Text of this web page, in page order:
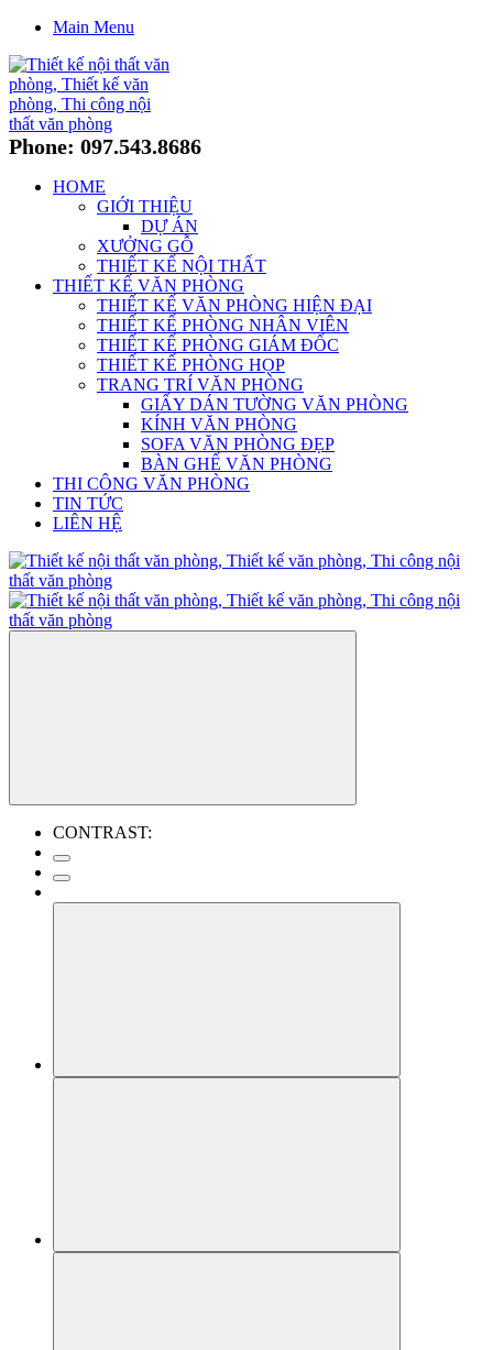
Main Menu
Phone: 097.543.8686
HOME
GIỚI THIỆU
DỰ ÁN
XƯỞNG GỖ
THIẾT KẾ NỘI THẤT
THIẾT KẾ VĂN PHÒNG
THIẾT KẾ VĂN PHÒNG HIỆN ĐẠI
THIẾT KẾ PHÒNG NHÂN VIÊN
THIẾT KẾ PHÒNG GIÁM ĐỐC
THIẾT KẾ PHÒNG HỌP
TRANG TRÍ VĂN PHÒNG
GIẤY DÁN TƯỜNG VĂN PHÒNG
KÍNH VĂN PHÒNG
SOFA VĂN PHÒNG ĐẸP
BÀN GHẾ VĂN PHÒNG
THI CÔNG VĂN PHÒNG
TIN TỨC
LIÊN HỆ
CONTRAST: